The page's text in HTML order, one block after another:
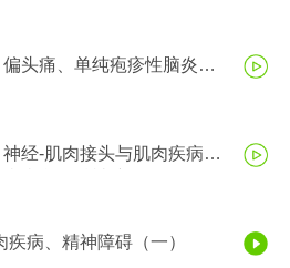
偏头痛、单纯疱疹性脑炎、
神经-肌肉接头与肌肉疾病、
病、精神障碍（一）